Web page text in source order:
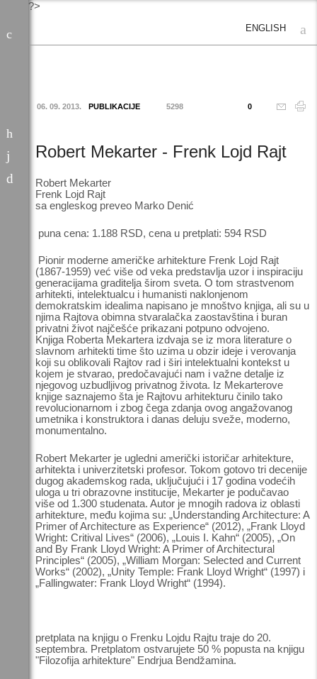
?>
ENGLISH
06. 09. 2013. PUBLIKACIJE 5298 0
Robert Mekarter - Frenk Lojd Rajt
Robert Mekarter
Frenk Lojd Rajt
sa engleskog preveo Marko Denić
puna cena: 1.188 RSD, cena u pretplati: 594 RSD
Pionir moderne američke arhitekture Frenk Lojd Rajt
(1867-1959) već više od veka predstavlja uzor i inspiraciju
generacijama graditelja širom sveta. O tom strastvenom
arhitekti, intelektualcu i humanisti naklonjenom
demokratskim idealima napisano je mnoštvo knjiga, ali su u
njima Rajtova obimna stvaralačka zaostavština i buran
privatni život najčešće prikazani potpuno odvojeno.
Knjiga Roberta Mekartera izdvaja se iz mora literature o
slavnom arhitekti time što uzima u obzir ideje i verovanja
koji su oblikovali Rajtov rad i širi intelektualni kontekst u
kojem je stvarao, predočavajući nam i važne detalje iz
njegovog uzbudljivog privatnog života. Iz Mekarterove
knjige saznajemo šta je Rajtovu arhitekturu činilo tako
revolucionarnom i zbog čega zdanja ovog angažovanog
umetnika i konstruktora i danas deluju sveže, moderno,
monumentalno.
Robert Mekarter je ugledni američki istoričar arhitekture,
arhitekta i univerzitetski profesor. Tokom gotovo tri decenije
dugog akademskog rada, uključujući i 17 godina vodećih
uloga u tri obrazovne institucije, Mekarter je podučavao
više od 1.300 studenata. Autor je mnogih radova iz oblasti
arhitekture, među kojima su: „Understanding Architecture: A
Primer of Architecture as Experience“ (2012), „Frank Lloyd
Wright: Critival Lives“ (2006), „Louis I. Kahn“ (2005), „On
and By Frank Lloyd Wright: A Primer of Architectural
Principles“ (2005), „William Morgan: Selected and Current
Works“ (2002), „Unity Temple: Frank Lloyd Wright“ (1997) i
„Fallingwater: Frank Lloyd Wright“ (1994).
pretplata na knjigu o Frenku Lojdu Rajtu traje do 20.
septembra. Pretplatom ostvarujete 50 % popusta na knjigu
"Filozofija arhitekture" Endrjua Bendžamina.